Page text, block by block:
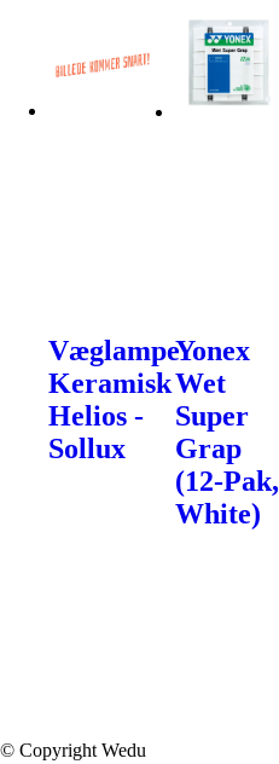
Væglampe
Keramisk
Helios -
Sollux
Yonex
Wet
Super
Grap
(12-Pak,
White)
© Copyright Wedu